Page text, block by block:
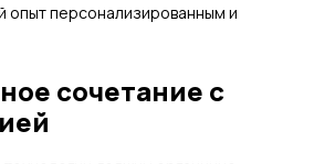
опыт персонализированным и
сочетание с